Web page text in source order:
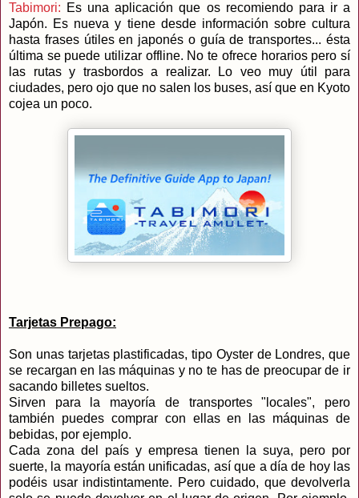
Tabimori: Es una aplicación que os recomiendo para ir a
Japón. Es nueva y tiene desde información sobre cultura
hasta frases útiles en japonés o guía de transportes... ésta
última se puede utilizar offline. No te ofrece horarios pero sí
las rutas y trasbordos a realizar. Lo veo muy útil para
ciudades, pero ojo que no salen los buses, así que en Kyoto
cojea un poco.
Tarjetas Prepago:
Son unas tarjetas plastificadas, tipo Oyster de Londres, que
se recargan en las máquinas y no te has de preocupar de ir
sacando billetes sueltos.
Sirven para la mayoría de transportes "locales", pero
también puedes comprar con ellas en las máquinas de
bebidas, por ejemplo.
Cada zona del país y empresa tienen la suya, pero por
suerte, la mayoría están unificadas, así que a día de hoy las
podéis usar indistintamente. Pero cuidado, que devolverla